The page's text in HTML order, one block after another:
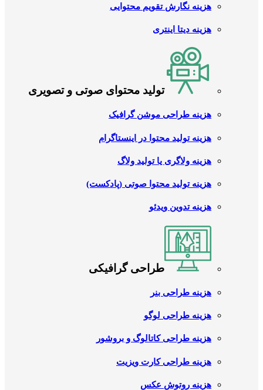
هزینه نگارش تقویم محتوایی
هزینه دیتا اینتری
تولید محتوای صوتی و تصویری
هزینه طراحی موشن گرافیک
هزینه تولید محتوا در اینستاگرام
هزینه ولاگری یا تولید ولاگ
هزینه تولید محتوا صوتی (پادکست)
هزینه تدوین ویدئو
طراحی گرافیکی
هزینه طراحی بنر
هزینه طراحی لوگو
هزینه طراحی کاتالوگ و بروشور
هزینه طراحی کارت ویزیت
هزینه روتوش عکس